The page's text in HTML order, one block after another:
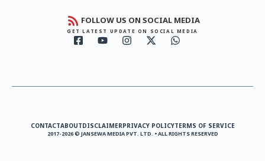
FOLLOW US ON SOCIAL MEDIA
GET LATEST UPDATE ON SOCIAL MEDIA
CONTACTABOUTDISCLAIMERPRIVACY POLICYTERMS OF SERVICE
2017-2026 © JANSEWA MEDIA PVT. LTD. • ALL RIGHTS RESERVED